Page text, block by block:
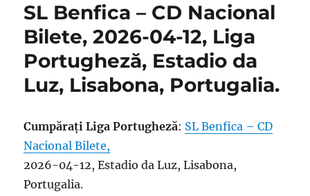
SL Benfica – CD Nacional
Bilete, 2026-04-12, Liga
Portugheză, Estadio da
Luz, Lisabona, Portugalia.
Cumpărați Liga Portugheză: SL Benfica – CD
Nacional Bilete,
2026-04-12, Estadio da Luz, Lisabona,
Portugalia.